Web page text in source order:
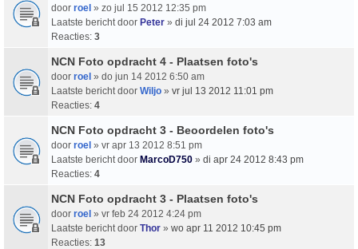
door roel » zo jul 15 2012 12:35 pm
Laatste bericht door Peter » di jul 24 2012 7:03 am
Reacties: 3
NCN Foto opdracht 4 - Plaatsen foto's
door roel » do jun 14 2012 6:50 am
Laatste bericht door Wiljo » vr jul 13 2012 11:01 pm
Reacties: 4
NCN Foto opdracht 3 - Beoordelen foto's
door roel » vr apr 13 2012 8:51 pm
Laatste bericht door MarcoD750 » di apr 24 2012 8:43 pm
Reacties: 4
NCN Foto opdracht 3 - Plaatsen foto's
door roel » vr feb 24 2012 4:24 pm
Laatste bericht door Thor » wo apr 11 2012 10:45 pm
Reacties: 13